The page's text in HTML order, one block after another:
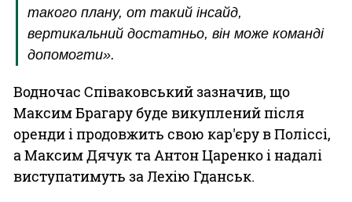
такого плану, от такий інсайд,
вертикальний достатньо, він може команді
допомогти».
Водночас Співаковський зазначив, що
Максим Брагару буде викуплений після
оренди і продовжить свою кар'єру в Поліссі,
а Максим Дячук та Антон Царенко і надалі
виступатимуть за Лехію Гданськ.